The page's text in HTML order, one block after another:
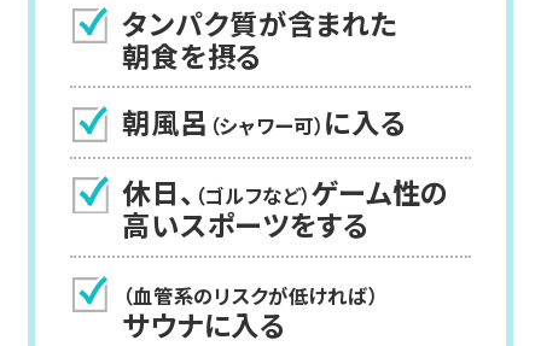
タンパク質が含まれた
朝食を摂る
朝風呂 （シャワー可） に入る
休日、 （ゴルフなど）ゲーム性の
高いスポーツをする
（血管系のリスクが低ければ）
サウナに入る